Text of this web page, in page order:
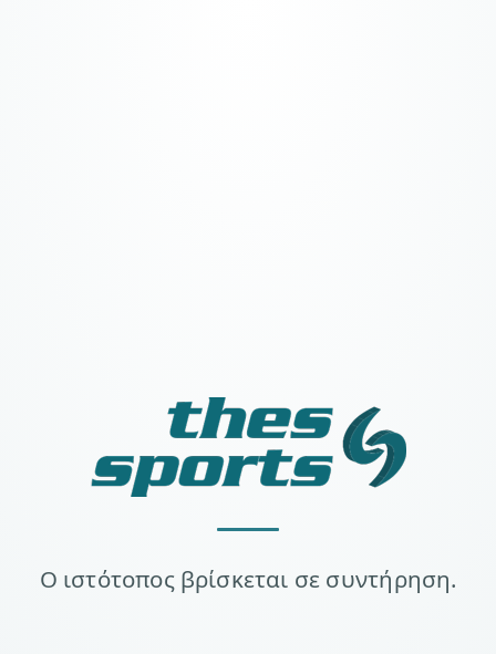
Ο ιστότοπος βρίσκεται σε συντήρηση.